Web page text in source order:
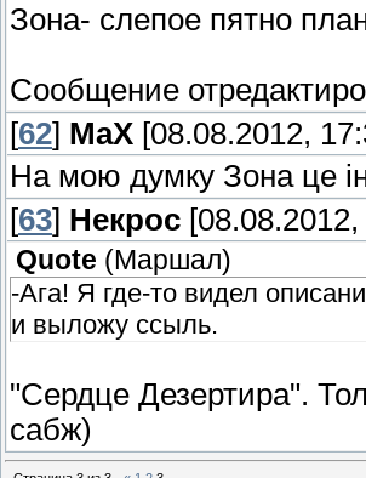
Зона- слепое пятно
Сообщение
[62] MaX [08.08.2012,
На мою думку Зона це
[63] Некрос [08.08.2012,
Quote (Маршал)
-Ага! Я где-то видел
и выложу ссыль.
"Сердце Дезертира".
сабж)